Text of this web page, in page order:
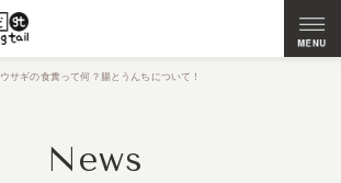
ウサギの食糞って何？腸とうんちについて！
News